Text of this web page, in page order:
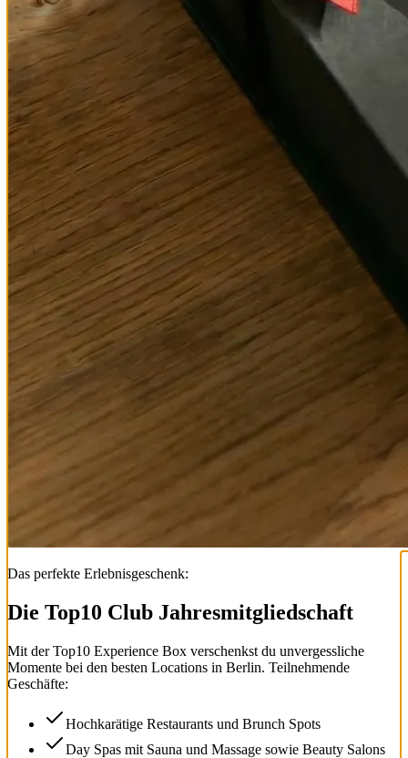
Das perfekte Erlebnisgeschenk:
Die Top10 Club Jahresmitgliedschaft
Mit derTop10 Experience Box verschenkst du unvergessliche
Momente bei den besten Locations in Berlin. Teilnehmende
Geschäfte:
Hochkarätige Restaurants und Brunch Spots
Day Spas mit Sauna und Massage sowie Beauty Salons